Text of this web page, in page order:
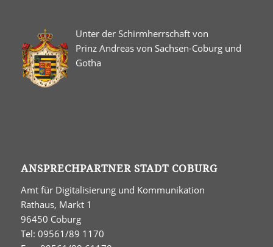
Unter der Schirmherrschaft von
Prinz Andreas von Sachsen-Coburg und
Gotha
ANSPRECHPARTNER STADT COBURG
Amt für Digitalisierung und Kommunikation
Rathaus, Markt 1
96450 Coburg
Tel: 09561/89 1170